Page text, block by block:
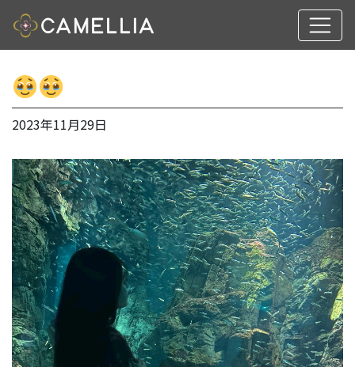
2023年11月29日